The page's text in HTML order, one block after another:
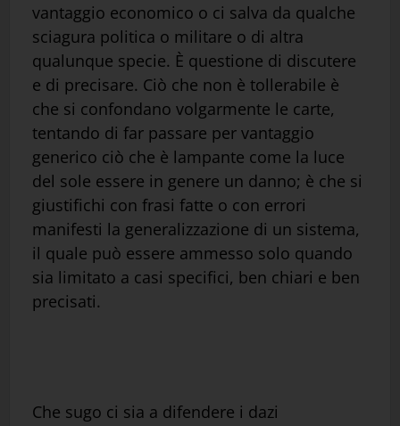
vantaggio economico o ci salva da qualche
sciagura politica o militare o di altra
qualunque specie. È questione di discutere
e di precisare. Ciò che non è tollerabile è
che si confondano volgarmente le carte,
tentando di far passare per vantaggio
generico ciò che è lampante come la luce
del sole essere in genere un danno; è che si
giustifichi con frasi fatte o con errori
manifesti la generalizzazione di un sistema,
il quale può essere ammesso solo quando
sia limitato a casi specifici, ben chiari e ben
precisati.
Che sugo ci sia a difendere i dazi